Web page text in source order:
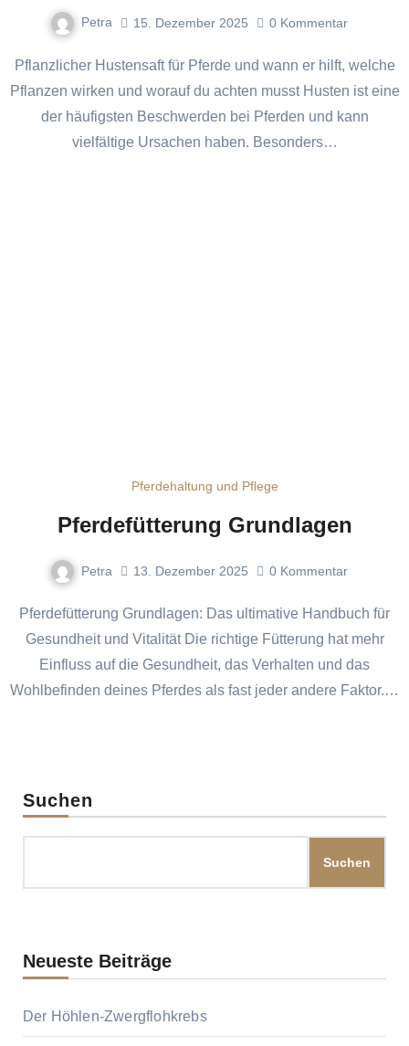
Petra 15. Dezember 2025 0 Kommentar
Pflanzlicher Hustensaft für Pferde und wann er hilft, welche
Pflanzen wirken und worauf du achten musst Husten ist eine
der häufigsten Beschwerden bei Pferden und kann
vielfältige Ursachen haben. Besonders…
Pferdehaltung und Pflege
Pferdefütterung Grundlagen
Petra 13. Dezember 2025 0 Kommentar
Pferdefütterung Grundlagen: Das ultimative Handbuch für
Gesundheit und Vitalität Die richtige Fütterung hat mehr
Einfluss auf die Gesundheit, das Verhalten und das
Wohlbefinden deines Pferdes als fast jeder andere Faktor.…
Suchen
Suchen
Neueste Beiträge
Der Höhlen-Zwergflohkrebs